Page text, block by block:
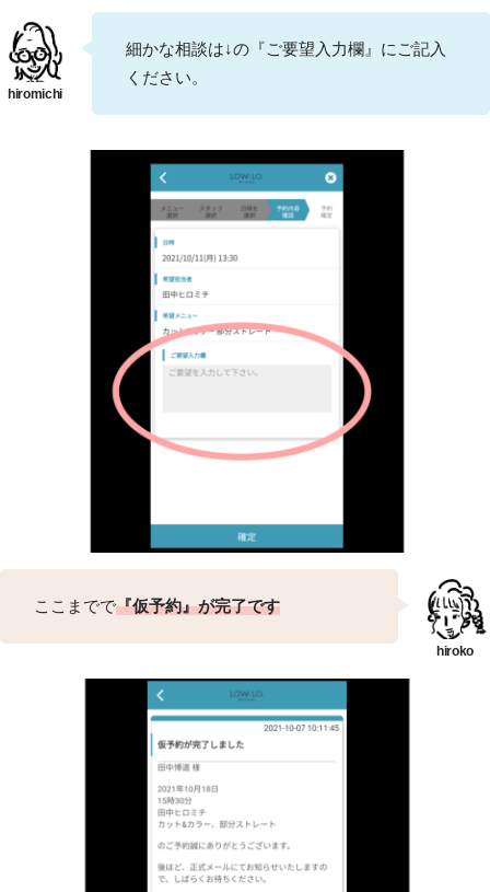
細かな相談は↓の『ご要望入力欄』にご記入
ください。
ここまでで『仮予約』が完了です